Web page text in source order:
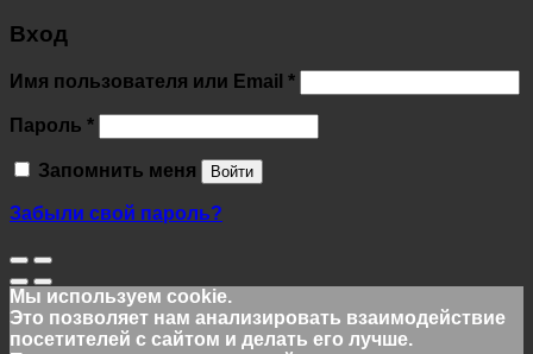
Вход
Имя пользователя или Email *Обязательно
Пароль *Обязательно
Запомнить меня Войти
Забыли свой пароль?
Мы используем cookie.
Это позволяет нам анализировать взаимодействие
посетителей с сайтом и делать его лучше.